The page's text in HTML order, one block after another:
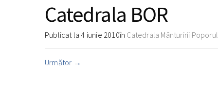
Catedrala BOR
Publicat la4 iunie 2010în Catedrala Mânturirii
Următor →